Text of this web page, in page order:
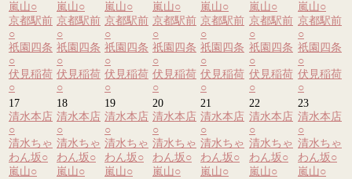
嵐山○
京都駅前
○
祇園四条
○
伏見稲荷
○
嵐山○
京都駅前
○
祇園四条
○
伏見稲荷
○
嵐山○
京都駅前
○
祇園四条
○
伏見稲荷
○
嵐山○
京都駅前
○
祇園四条
○
伏見稲荷
○
嵐山○
京都駅前
○
祇園四条
○
伏見稲荷
○
嵐山○
京都駅前
○
祇園四条
○
伏見稲荷
○
嵐山○
京都駅前
○
祇園四条
○
伏見稲荷
○
17
清水本店
○
清水ちゃ
わん坂○
嵐山○
18
清水本店
○
清水ちゃ
わん坂○
嵐山○
19
清水本店
○
清水ちゃ
わん坂○
嵐山○
20
清水本店
○
清水ちゃ
わん坂○
嵐山○
21
清水本店
○
清水ちゃ
わん坂○
嵐山○
22
清水本店
○
清水ちゃ
わん坂○
嵐山○
23
清水本店
○
清水ちゃ
わん坂○
嵐山○